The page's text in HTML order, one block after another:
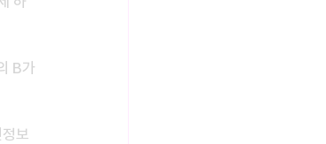
B가
보